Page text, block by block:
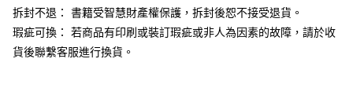
２．關於個人資料處理事宜，請瀏覽以下網址：
３．未成年的使用者請事先徵得法定代理人或監護人之同意方可使用
「AFTEE先享後付」，若未經同意申辦者引起之損失，本公司不負相關責
拆封不退： 書籍受智慧財產權保護，拆封後恕不接受退貨。
瑕疵可換： 若商品有印刷或裝訂瑕疵或非人為因素的故障，請於收
貨後聯繫客服進行換貨。